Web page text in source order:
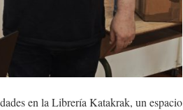
en la Librería Katakrak, un espacio